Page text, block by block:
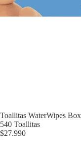
Toallitas WaterWipes
540 Toallitas
$27.990